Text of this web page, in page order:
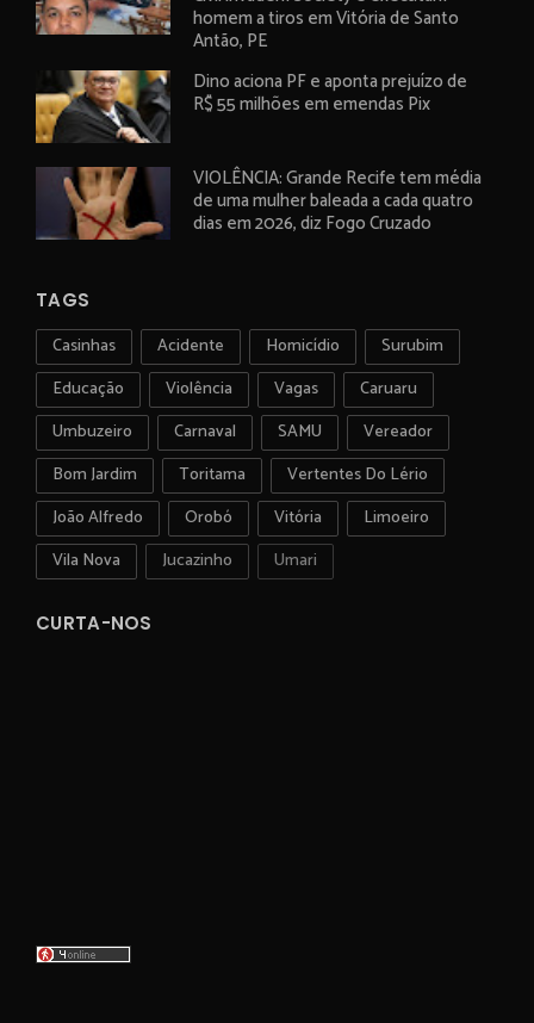
homem a tiros em Vitória de Santo
Antão, PE
Dino aciona PF e aponta prejuízo de
R$ 55 milhões em emendas Pix
VIOLÊNCIA: Grande Recife tem média
de uma mulher baleada a cada quatro
dias em 2026, diz Fogo Cruzado
TAGS
Casinhas Acidente Homicídio
Surubim
Educação
Violência Vagas
Caruaru
Umbuzeiro
Carnaval SAMU
Vereador
Bom Jardim
Toritama
Vertentes Do Lério
João Alfredo
Orobó Vitória
Limoeiro
Vila Nova
Jucazinho Umari
CURTA-NOS